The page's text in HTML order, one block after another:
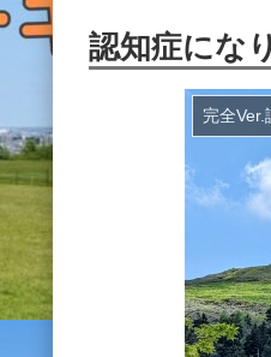
認知症にな
完全